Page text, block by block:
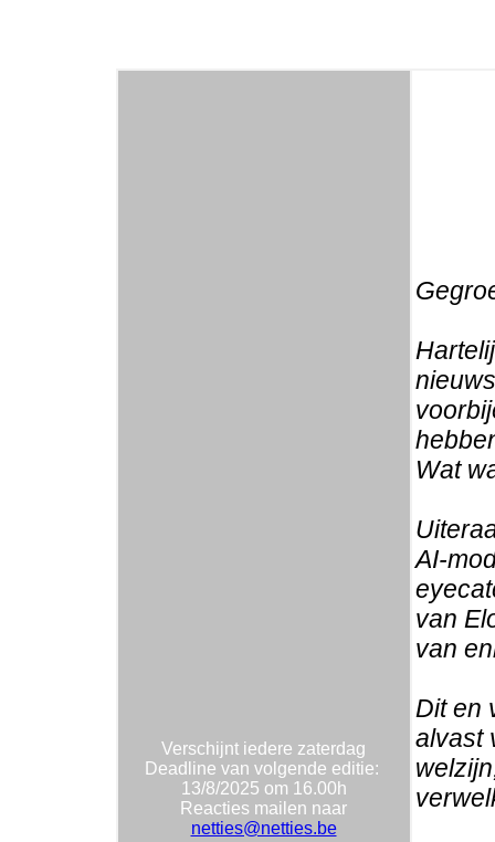
Verschijnt iedere zaterdag
Deadline van volgende editie:
13/8/2025 om 16.00h
Reacties mailen naar
netties@netties.be
Wat
AI-
van
van
Dit en
alvast